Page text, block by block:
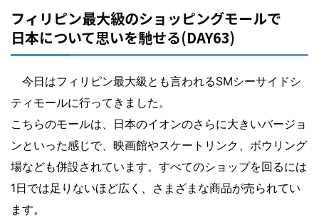
フィリピン最大級のショッピングモールで
日本について思いを馳せる(DAY63)
今日はフィリピン最大級とも言われるSMシーサイドシ
ティモールに行ってきました。
こちらのモールは、日本のイオンのさらに大きいバージョ
ンといった感じで、映画館やスケートリンク、ボウリング
場なども併設されています。すべてのショップを回るには
1日では足りないほど広く、さまざまな商品が売られてい
ます。